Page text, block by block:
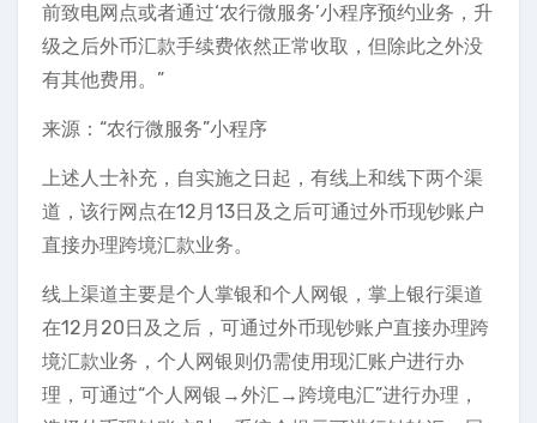
前致电网点或者通过‘农行微服务’小程序预约业务，升
级之后外币汇款手续费依然正常收取，但除此之外没
有其他费用。”
来源：“农行微服务”小程序
上述人士补充，自实施之日起，有线上和线下两个渠
道，该行网点在12月13日及之后可通过外币现钞账户
直接办理跨境汇款业务。
线上渠道主要是个人掌银和个人网银，掌上银行渠道
在12月20日及之后，可通过外币现钞账户直接办理跨
境汇款业务，个人网银则仍需使用现汇账户进行办
理，可通过“个人网银→外汇→跨境电汇”进行办理，